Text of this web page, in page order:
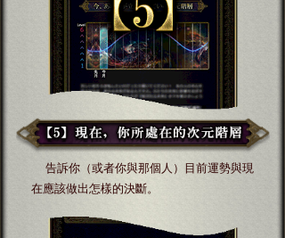
告訴你（或者你與那個人）目前運勢與現
在應該做出怎樣的決斷。